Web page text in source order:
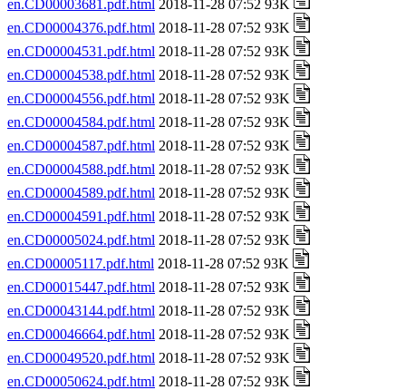
en.CD00003681.pdf.html 2018-11-28 07:52 93K
en.CD00004376.pdf.html 2018-11-28 07:52 93K
en.CD00004531.pdf.html 2018-11-28 07:52 93K
en.CD00004538.pdf.html 2018-11-28 07:52 93K
en.CD00004556.pdf.html 2018-11-28 07:52 93K
en.CD00004584.pdf.html 2018-11-28 07:52 93K
en.CD00004587.pdf.html 2018-11-28 07:52 93K
en.CD00004588.pdf.html 2018-11-28 07:52 93K
en.CD00004589.pdf.html 2018-11-28 07:52 93K
en.CD00004591.pdf.html 2018-11-28 07:52 93K
en.CD00005024.pdf.html 2018-11-28 07:52 93K
en.CD00005117.pdf.html 2018-11-28 07:52 93K
en.CD00015447.pdf.html 2018-11-28 07:52 93K
en.CD00043144.pdf.html 2018-11-28 07:52 93K
en.CD00046664.pdf.html 2018-11-28 07:52 93K
en.CD00049520.pdf.html 2018-11-28 07:52 93K
en.CD00050624.pdf.html 2018-11-28 07:52 93K